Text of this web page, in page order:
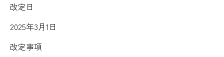
改定日
2025年3月1日
改定事項